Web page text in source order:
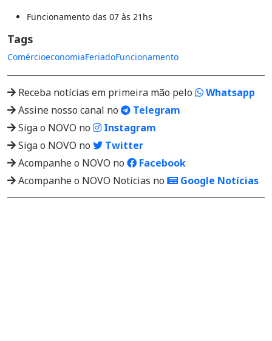
Funcionamento das 07 às 21hs
Tags
ComércioeconomiaFeriadoFuncionamento
Receba notícias em primeira mão pelo
Whatsapp
Assine nosso canal no
Telegram
Siga o NOVO no
Instagram
Siga o NOVO no
Twitter
Acompanhe o NOVO no
Facebook
Acompanhe o NOVO Notícias no
Google Notícias